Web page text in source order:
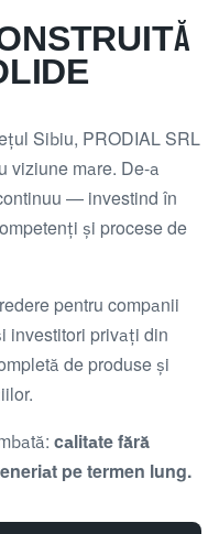
Sibiu, PRODIAL SRL
viziune mare. De-a
— investind în
și procese de
pentru companii
investitori privați din
de produse și
calitate fără
pe termen lung.